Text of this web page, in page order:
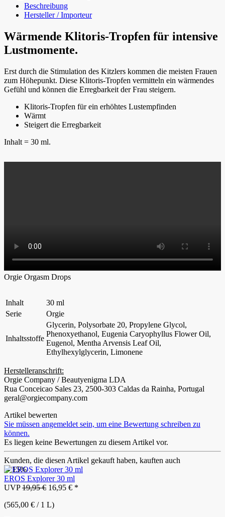
Beschreibung
Hersteller / Importeur
Wärmende Klitoris-Tropfen für intensive
Lustmomente.
Erst durch die Stimulation des Kitzlers kommen die meisten Frauen
zum Höhepunkt. Diese Klitoris-Tropfen vermitteln ein wärmendes
Gefühl und können die Erregbarkeit der Frau steigern.
Klitoris-Tropfen für ein erhöhtes Lustempfinden
Wärmt
Steigert die Erregbarkeit
Inhalt = 30 ml.
Orgie Orgasm Drops
Inhalt
30 ml
Serie
Orgie
Inhaltsstoffe
Glycerin, Polysorbate 20, Propylene Glycol,
Phenoxyethanol, Eugenia Caryophyllus Flower Oil,
Eugenol, Mentha Arvensis Leaf Oil,
Ethylhexylglycerin, Limonene
Herstelleranschrift:
Orgie Company / Beautyenigma LDA
Rua Conceicao Sales 23, 2500-303 Caldas da Rainha, Portugal
geral@orgiecompany.com
Artikel bewerten
Sie müssen angemeldet sein, um eine Bewertung schreiben zu
können.
Es liegen keine Bewertungen zu diesem Artikel vor.
Kunden, die diesen Artikel gekauft haben, kauften auch
- 15%
EROS Explorer 30 ml
UVP19,95 € 16,95 € *
(565,00 € / 1 L)